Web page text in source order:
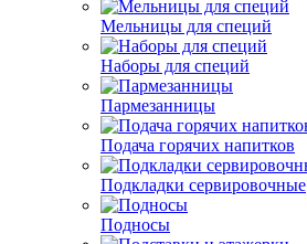
Мельницы для специй
Наборы для специй
Пармезанницы
Подача горячих напитков
Подкладки сервировочные
Подносы